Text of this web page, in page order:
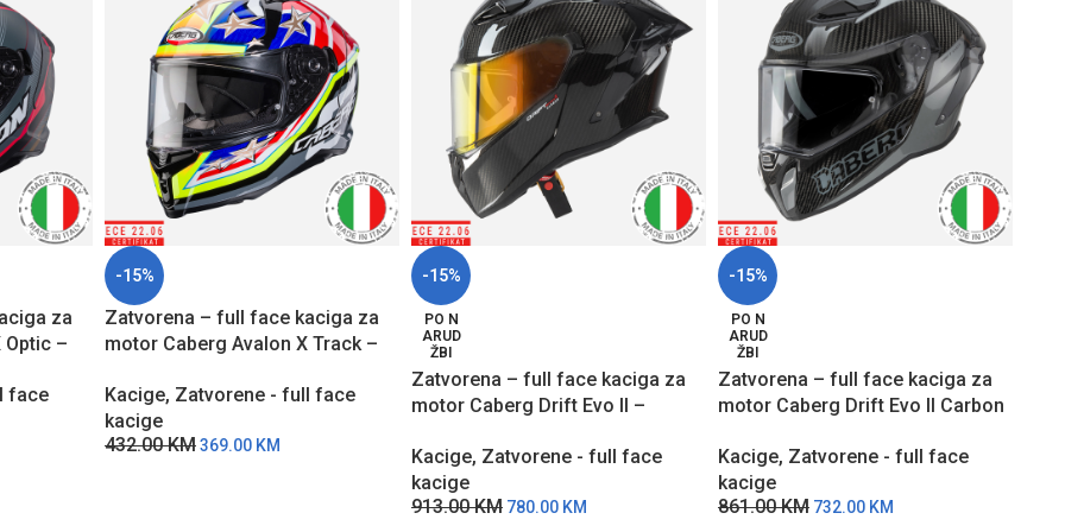
za
Optic –
face
-15%
Zatvorena – full face kaciga za
motor Caberg Avalon X Track –
Kacige, Zatvorene - full face
kacige
432.00KM369.00 KM
-15%
PO N
ARUD
ŽBI
Zatvorena – full face kaciga za
motor Caberg Drift Evo II –
Kacige, Zatvorene - full face
kacige
913.00KM 780.00 KM
-15%
PO N
ARUD
ŽBI
Zatvorena – full face kaciga za
motor Caberg Drift Evo II Carbon
Kacige, Zatvorene - full face
kacige
861.00KM 732.00 KM